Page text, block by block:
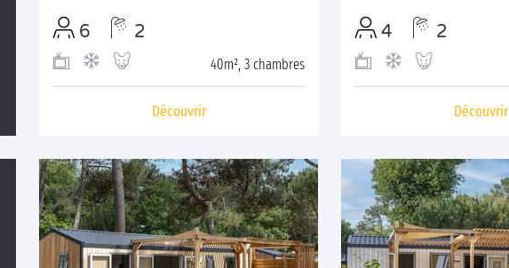
6 2
40m², 3 chambres
Découvrir
4 2
Découvrir